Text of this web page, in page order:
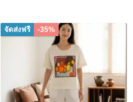
จัดส่งฟรี -35%